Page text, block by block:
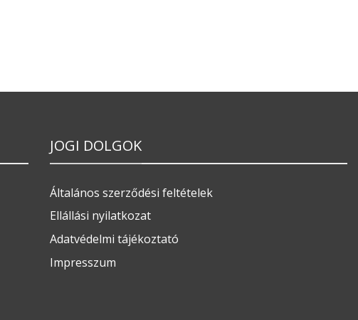
JOGI DOLGOK
Általános szerződési feltételek
Ellállási nyilatkozat
Adatvédelmi tájékoztató
Impresszum